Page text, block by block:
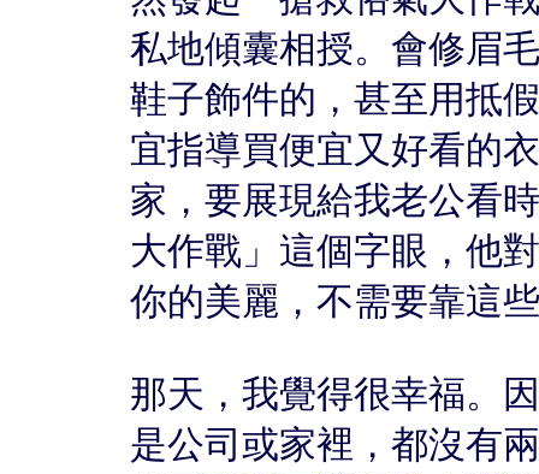
私地傾囊相授。會修眉
鞋子飾件的，甚至用抵
宜指導買便宜又好看的
家，要展現給我老公看
大作戰」這個字眼，他
你的美麗，不需要靠這
那天，我覺得很幸福。
是公司或家裡，都沒有